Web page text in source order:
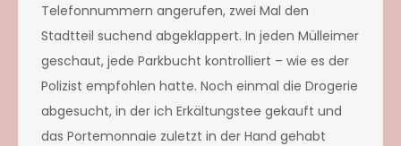
Telefonnummern angerufen, zwei Mal den
Stadtteil suchend abgeklappert. In jeden Mülleimer
geschaut, jede Parkbucht kontrolliert – wie es der
Polizist empfohlen hatte. Noch einmal die Drogerie
abgesucht, in der ich Erkältungstee gekauft und
das Portemonnaie zuletzt in der Hand gehabt